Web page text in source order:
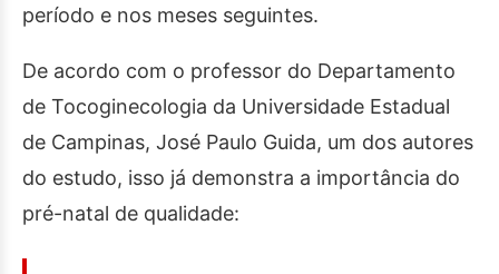
período e nos meses seguintes.
De acordo com o professor do Departamento
de Tocoginecologia da Universidade Estadual
de Campinas, José Paulo Guida, um dos autores
do estudo, isso já demonstra a importância do
pré-natal de qualidade: